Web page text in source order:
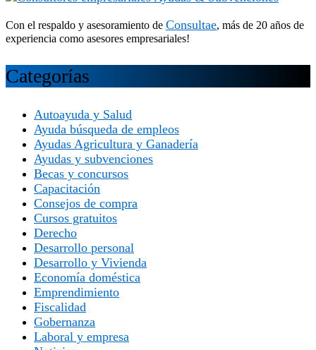
Con el respaldo y asesoramiento de Consultae, más de 20 años de
experiencia como asesores empresariales!
Categorías
Autoayuda y Salud
Ayuda búsqueda de empleos
Ayudas Agricultura y Ganadería
Ayudas y subvenciones
Becas y concursos
Capacitación
Consejos de compra
Cursos gratuitos
Derecho
Desarrollo personal
Desarrollo y Vivienda
Economía doméstica
Emprendimiento
Fiscalidad
Gobernanza
Laboral y empresa